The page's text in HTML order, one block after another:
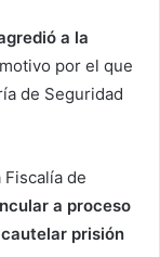
a la
por el que
de Seguridad
de
a proceso
prisión